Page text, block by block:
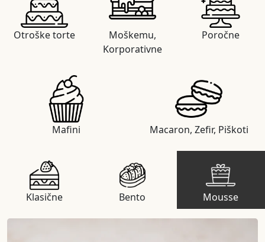
Otroške torte
Moškemu,
Korporativne
Poročne
Mafini Macaron, Zefir, Piškoti
Klasične Bento Mousse